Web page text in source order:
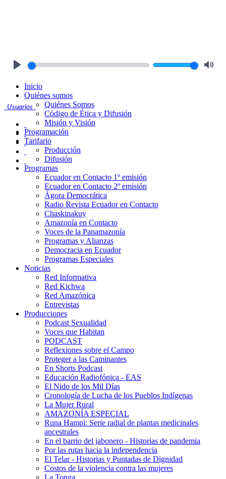
Usuarios
Inicio
Quiénes somos
Quiénes Somos
Código de Ética y Difusión
Misión y Visión
Programación
Tarifario
Producción
Difusión
Programas
Ecuador en Contacto 1º emisión
Ecuador en Contacto 2º emisión
Ágora Democrática
Radio Revista Ecuador en Contacto
Chaskinakuy
Amazonía en Contacto
Voces de la Panamazonía
Programas y Alianzas
Democracia en Ecuador
Programas Especiales
Noticias
Red Informativa
Red Kichwa
Red Amazónica
Entrevistas
Producciones
Podcast Sexualidad
Voces que Habitan
PODCAST
Reflexiones sobre el Campo
Proteger a las Caminantes
En Shorts Podcast
Educación Radiofónica - EAS
El Nido de los Mil Días
Cronología de Lucha de los Pueblos Indígenas
La Mujer Rural
AMAZONÍA ESPECIAL
Runa Hampi: Serie radial de plantas medicinales
ancestrales
En el barrio del jabonero - Historias de pandemia
Por las rutas hacia la independencia
El Telar - Historias y Puntadas de Dignidad
Costos de la violencia contra las mujeres
La Tonga